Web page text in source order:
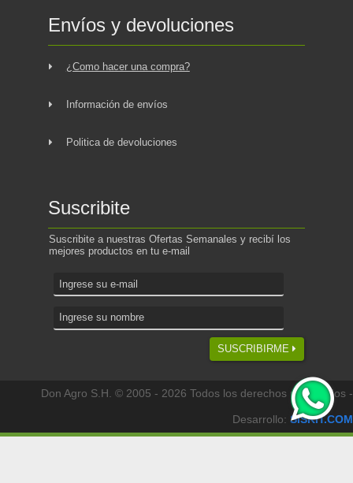
Envíos y devoluciones
¿Como hacer una compra?
Información de envíos
Politica de devoluciones
Suscribite
Suscribite a nuestras Ofertas Semanales y recibí los
mejores productos en tu e-mail
SUSCRIBIRME
Don Agro S.H. © 2005 - 2026 Todos los derechos reservados -
Desarrollo: SISKIT.COM